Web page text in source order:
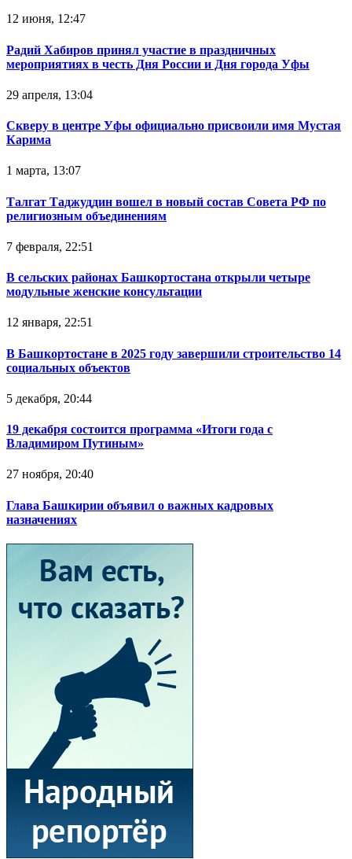
12 июня, 12:47
Радий Хабиров принял участие в праздничных
мероприятиях в честь Дня России и Дня города Уфы
29 апреля, 13:04
Скверу в центре Уфы официально присвоили имя Мустая
Карима
1 марта, 13:07
Талгат Таджуддин вошел в новый состав Совета РФ по
религиозным объединениям
7 февраля, 22:51
В сельских районах Башкортостана открыли четыре
модульные женские консультации
12 января, 22:51
В Башкортостане в 2025 году завершили строительство 14
социальных объектов
5 декабря, 20:44
19 декабря состоится программа «Итоги года с
Владимиром Путиным»
27 ноября, 20:40
Глава Башкирии объявил о важных кадровых
назначениях